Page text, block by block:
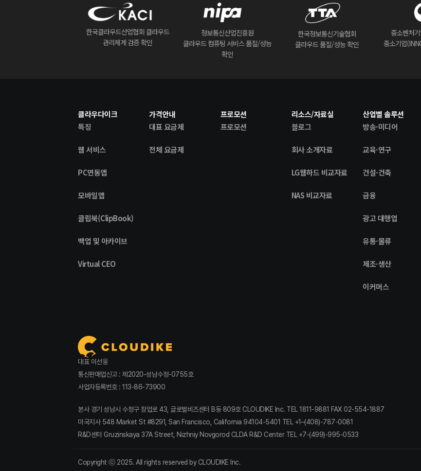
한국클라우드산업협회 클라우드
관리체계 검증 확인
정보통신산업진흥원
클라우드 컴퓨팅 서비스 품질/성능
확인
한국정보통신기술협회
클라우드 품질/성능 확인
중소벤처
중소기업
클라우다이크
특징
웹 서비스
PC연동앱
모바일앱
클립북(ClipBook)
백업 및 아카이브
Virtual CEO
가격안내
대표 요금제
전체 요금제
프로모션
프로모션
리소스/자료실
블로그
회사 소개자료
LG웹하드 비교자료
NAS 비교자료
산업별 솔루션
방송·미디어
교육·연구
건설·건축
금융
광고 대행업
유통·물류
제조·생산
이커머스
대표 이선웅
통신판매업신고 : 제2020-성남수정-0755호
사업자등록번호 : 113-86-73900
본사 경기 성남시 수정구 창업로 43, 글로벌비즈센터 B동 809호 CLOUDIKE Inc. TEL 1811-9881 FAX 02-554-1887​
미국지사 548 Market St #8291, San Francisco, California 94104-5401 TEL +1–(408)-787-0081​
R&D센터 Gruzinskaya 37A Street, Nizhniy Novgorod CLDA R&D Center TEL +7-(499)-995-0533
Copyright ⓒ 2025. All rights reserved by CLOUDIKE Inc.